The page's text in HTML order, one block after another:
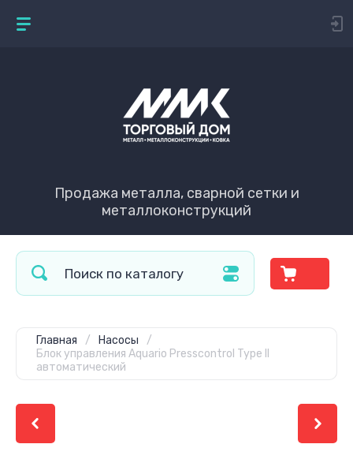
Продажа металла, сварной сетки и
металлоконструкций
Главная / Насосы
/
Блок управления Aquario Presscontrol Type II
автоматический